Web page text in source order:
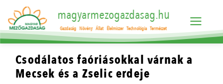
magyarmezogazdasag.hu
Gazdaság Növény Állat Élelmiszer Technológia Természet
Csodálatos faóriásokkal várnak a
Mecsek és a Zselic erdeje